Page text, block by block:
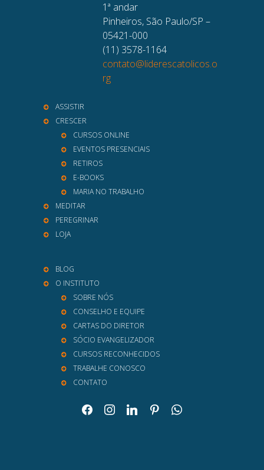
1ª andar
Pinheiros, São Paulo/SP –
05421-000
(11) 3578-1164
contato@liderescatolicos.o
rg
ASSISTIR
CRESCER
CURSOS ONLINE
EVENTOS PRESENCIAIS
RETIROS
E-BOOKS
MARIA NO TRABALHO
MEDITAR
PEREGRINAR
LOJA
BLOG
O INSTITUTO
SOBRE NÓS
CONSELHO E EQUIPE
CARTAS DO DIRETOR
SÓCIO EVANGELIZADOR
CURSOS RECONHECIDOS
TRABALHE CONOSCO
CONTATO
facebookinstagramlinkedinpinterestwhatsapp